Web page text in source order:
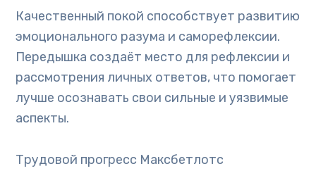
Качественный покой способствует развитию
эмоционального разума и саморефлексии.
Передышка создаёт место для рефлексии и
рассмотрения личных ответов, что помогает
лучше осознавать свои сильные и уязвимые
аспекты.
Трудовой прогресс Максбетлотс